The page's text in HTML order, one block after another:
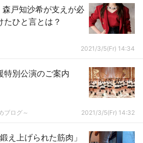
森戸知沙希が支えが必
ひと言とは？
2021/3/5(Fr) 14:34
特別公演のご案内
ブログ～ 2021/3/5(Fr) 14:32
え上げられた筋肉」